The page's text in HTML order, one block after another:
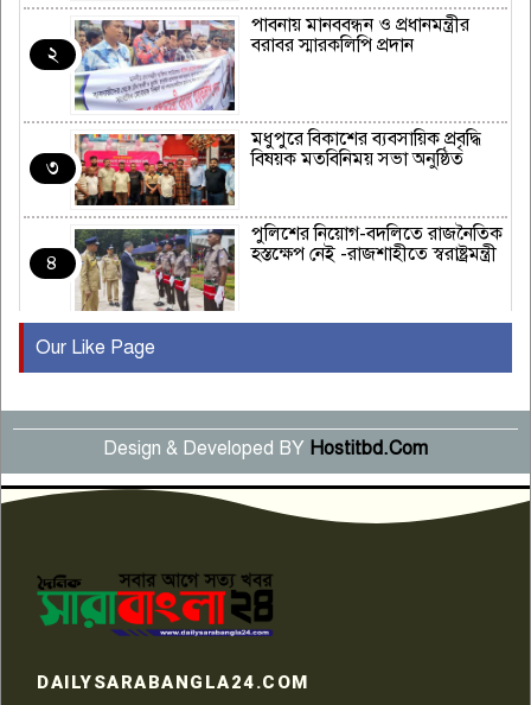
২
পাবনায় মানববন্ধন ও প্রধানমন্ত্রীর
বরাবর স্মারকলিপি প্রদান
৩
মধুপুরে বিকাশের ব্যবসায়িক প্রবৃদ্ধি
বিষয়ক মতবিনিময় সভা অনুষ্ঠিত
৪
পুলিশের নিয়োগ-বদলিতে রাজনৈতিক
হস্তক্ষেপ নেই -রাজশাহীতে স্বরাষ্ট্রমন্ত্রী
৫
বছর পূর্তি উদযাপন
৬
সংবাদ সম্মেলনে অভিযোগ অস্বীকার
উদ্দেশ্য প্রণোদিত সংবাদ প্রকাশের
প্রতিবাদ নাজির হাসানের
৭
কেটে ঘরে ঢুকে স্কুল শিক্ষিকাকে হত্যা
টয়লেটের ট্যাংকি থেকে লাশ উদ্ধার
রাজশাহীতে সন্ত্রাসী হামলায় গুরুতর
Our Like Page
Design & Developed BY Hostitbd.Com
DAILYSARABANGLA24.COM